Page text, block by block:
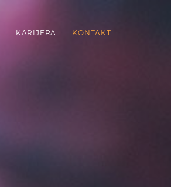
KARIJERA KONTAKT